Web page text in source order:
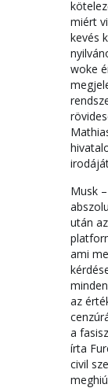
miért
kevés
woke
Musk
után
ami
az
a
írta
civil